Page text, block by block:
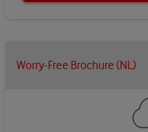
Worry-Free Brochure (NL)